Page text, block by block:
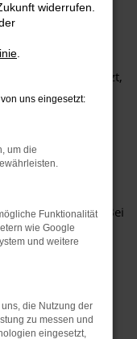
auf einen Opel setzt,
Autohaus Böttche
dieses
Sowohl auf
der Umgebung
spielen die
beraten wir Sie
heraus,
Zwecke eignet. Bei
als auch
Jahreswagen.
nicht weit zu uns
widerrufen.
uns eingesetzt:
um die
Funktionalität
wie Google
und weitere
die Nutzung der
zu messen und
eingesetzt,